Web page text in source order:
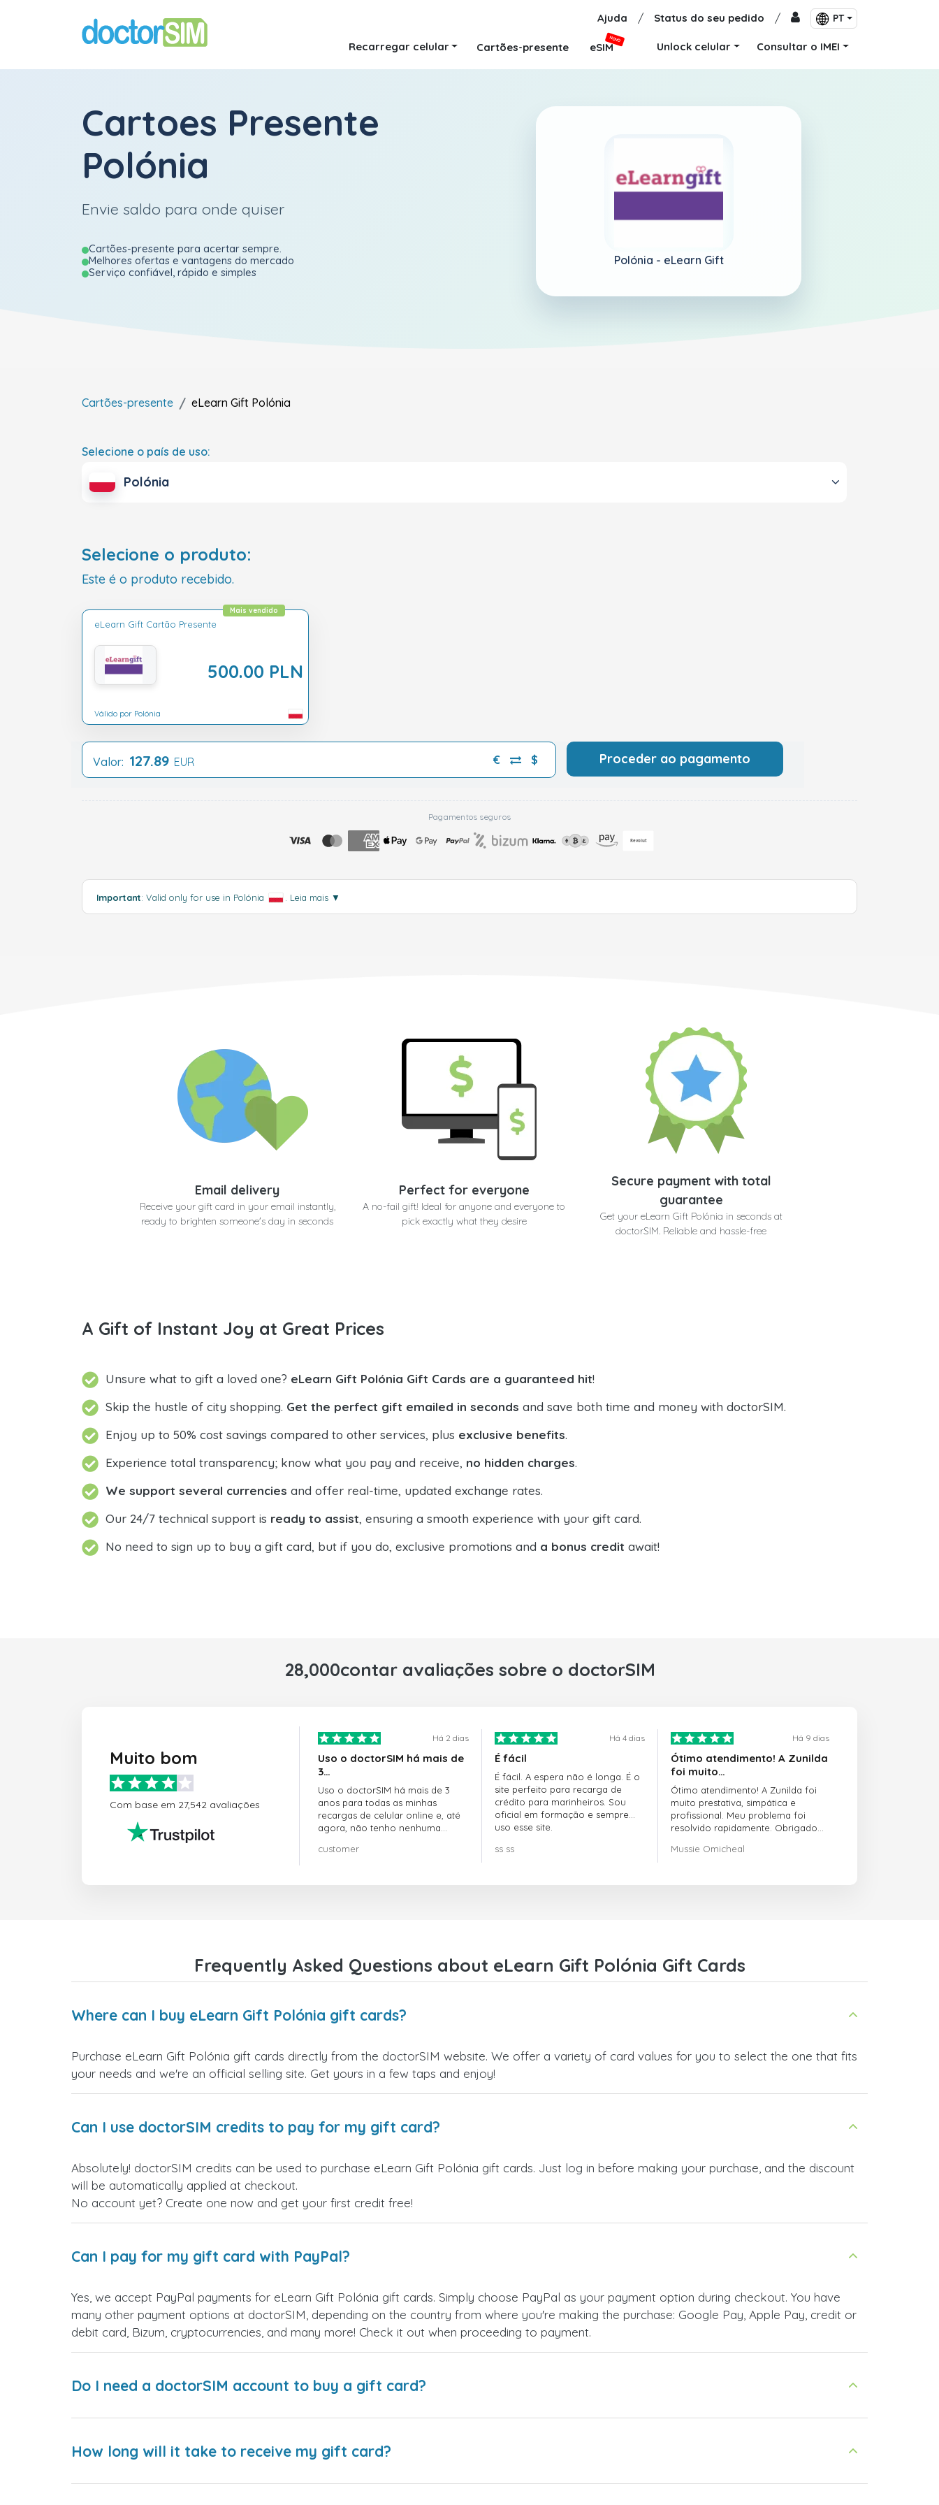
Ajuda / Status do seu pedido / PT
Recarregar celular Cartões-presente eSIM
NOVO
Unlock celular Consultar o IMEI
Cartoes Presente
Polónia
Envie saldo para onde quiser
Cartões-presente para acertar sempre.
Melhores ofertas e vantagens do mercado
Serviço confiável, rápido e simples
Polónia - eLearn Gift
Cartões-presente eLearn Gift Polónia
Selecione o país de uso:
Polónia
Selecione o produto:
Este é o produto recebido.
eLearn Gift Cartão Presente
500.00 PLN
Mais vendido
Válido por Polónia
Valor: 127.89 EUR € $ Proceder ao pagamento
Pagamentos seguros
Important: Valid only for use in Polónia Leia mais ▼
Email delivery
Receive your gift card in your email instantly,
ready to brighten someone's day in seconds
Perfect for everyone
A no-fail gift! Ideal for anyone and everyone to
pick exactly what they desire
Secure payment with total
guarantee
Get your eLearn Gift Polónia in seconds at
doctorSIM. Reliable and hassle-free
A Gift of Instant Joy at Great Prices
Unsure what to gift a loved one? eLearn Gift Polónia Gift Cards are a guaranteed hit!
Skip the hustle of city shopping. Get the perfect gift emailed in seconds and save both time and money with doctorSIM.
Enjoy up to 50% cost savings compared to other services, plus exclusive benefits.
Experience total transparency; know what you pay and receive, no hidden charges.
We support several currencies and offer real-time, updated exchange rates.
Our 24/7 technical support is ready to assist, ensuring a smooth experience with your gift card.
No need to sign up to buy a gift card, but if you do, exclusive promotions and a bonus credit await!
28,000contar avaliações sobre o doctorSIM
Muito bom
Com base em 27,542 avaliações
Há 2 dias
Uso o doctorSIM há mais de
3…
Uso o doctorSIM há mais de 3
anos para todas as minhas
recargas de celular online e, até
agora, não tenho nenhuma
customer
Há 4 dias
É fácil
É fácil. A espera não é longa. É o
site perfeito para recarga de
crédito para marinheiros. Sou
oficial em formação e sempre
uso esse site.
ss ss
Há 9 dias
Ótimo atendimento! A Zunilda
foi muito…
Ótimo atendimento! A Zunilda foi
muito prestativa, simpática e
profissional. Meu problema foi
resolvido rapidamente. Obrigado
Mussie Omicheal
Frequently Asked Questions about eLearn Gift Polónia Gift Cards
Where can I buy eLearn Gift Polónia gift cards?
Purchase eLearn Gift Polónia gift cards directly from the doctorSIM website. We offer a variety of card values for you to select the one that fits
your needs and we're an official selling site. Get yours in a few taps and enjoy!
Can I use doctorSIM credits to pay for my gift card?
Absolutely! doctorSIM credits can be used to purchase eLearn Gift Polónia gift cards. Just log in before making your purchase, and the discount
will be automatically applied at checkout.
No account yet? Create one now and get your first credit free!
Can I pay for my gift card with PayPal?
Yes, we accept PayPal payments for eLearn Gift Polónia gift cards. Simply choose PayPal as your payment option during checkout. You have
many other payment options at doctorSIM, depending on the country from where you're making the purchase: Google Pay, Apple Pay, credit or
debit card, Bizum, cryptocurrencies, and many more! Check it out when proceeding to payment.
Do I need a doctorSIM account to buy a gift card?
How long will it take to receive my gift card?